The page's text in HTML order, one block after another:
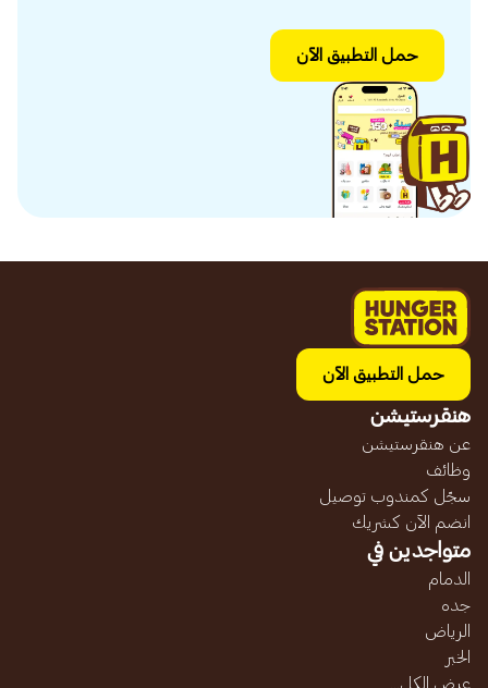
حمل التطبيق الآن
حمل التطبيق الآن
هنقرستيشن
عن هنقرستيشن
وظائف
سجّل كمندوب توصيل
انضم الآن كشريك
متواجدين في
الدمام
جده
الرياض
الخبر
عرض الكل...